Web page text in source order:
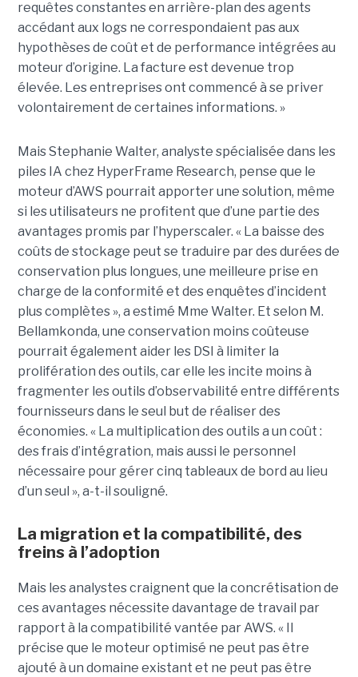
requêtes constantes en arrière-plan des agents
accédant aux logs ne correspondaient pas aux
hypothèses de coût et de performance intégrées au
moteur d’origine. La facture est devenue trop
élevée. Les entreprises ont commencé à se priver
volontairement de certaines informations. »
Mais Stephanie Walter, analyste spécialisée dans les
piles IA chez HyperFrame Research, pense que le
moteur d’AWS pourrait apporter une solution, même
si les utilisateurs ne profitent que d’une partie des
avantages promis par l’hyperscaler. « La baisse des
coûts de stockage peut se traduire par des durées de
conservation plus longues, une meilleure prise en
charge de la conformité et des enquêtes d’incident
plus complètes », a estimé Mme Walter. Et selon M.
Bellamkonda, une conservation moins coûteuse
pourrait également aider les DSI à limiter la
prolifération des outils, car elle les incite moins à
fragmenter les outils d’observabilité entre différents
fournisseurs dans le seul but de réaliser des
économies. « La multiplication des outils a un coût :
des frais d’intégration, mais aussi le personnel
nécessaire pour gérer cinq tableaux de bord au lieu
d’un seul », a-t-il souligné.
La migration et la compatibilité, des
freins à l’adoption
Mais les analystes craignent que la concrétisation de
ces avantages nécessite davantage de travail par
rapport à la compatibilité vantée par AWS. « Il
précise que le moteur optimisé ne peut pas être
ajouté à un domaine existant et ne peut pas être